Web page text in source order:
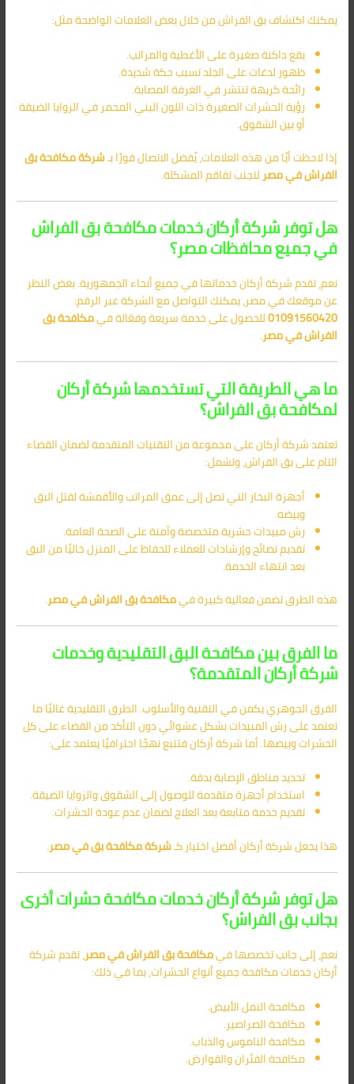
يمكنك اكتشاف بق الفراش من خلال بعض العلامات الواضحة مثل:
بقع داكنة صغيرة على الأغطية والمراتب.
ظهور لدغات على الجلد تسبب حكة شديدة.
رائحة كريهة تنتشر في الغرفة المصابة.
رؤية الحشرات الصغيرة ذات اللون البني المحمر في الزوايا الضيقة
أو بين الشقوق.
إذا لاحظت أيًا من هذه العلامات، يُفضل الاتصال فورًا بـشركة مكافحة بق
الفراش في مصرلتجنب تفاقم المشكلة.
هل توفر شركة أركان خدمات مكافحة بق الفراش
في جميع محافظات مصر؟
نعم، تقدم شركة أركان خدماتها في جميع أنحاء الجمهورية. بغض النظر
عن موقعك في مصر، يمكنك التواصل مع الشركة عبر الرقم:
01091560420للحصول على خدمة سريعة وفعّالة فيمكافحة بق
الفراش في مصر.
ما هي الطريقة التي تستخدمها شركة أركان
لمكافحة بق الفراش؟
تعتمد شركة أركان على مجموعة من التقنيات المتقدمة لضمان القضاء
التام على بق الفراش، وتشمل:
أجهزة البخار التي تصل إلى عمق المراتب والأقمشة لقتل البق
وبيضه.
رش مبيدات حشرية متخصصة وآمنة على الصحة العامة.
تقديم نصائح وإرشادات للعملاء للحفاظ على المنزل خاليًا من البق
بعد انتهاء الخدمة.
هذه الطرق تضمن فعالية كبيرة فيمكافحة بق الفراش في مصر.
ما الفرق بين مكافحة البق التقليدية وخدمات
شركة أركان المتقدمة؟
الفرق الجوهري يكمن في التقنية والأسلوب. الطرق التقليدية غالبًا ما
تعتمد على رش المبيدات بشكل عشوائي دون التأكد من القضاء على كل
الحشرات وبيضها. أما شركة أركان فتتبع نهجًا احترافيًا يعتمد على:
تحديد مناطق الإصابة بدقة.
استخدام أجهزة متقدمة للوصول إلى الشقوق والزوايا الضيقة.
تقديم خدمة متابعة بعد العلاج لضمان عدم عودة الحشرات.
هذا يجعل شركة أركان أفضل اختيار كـشركة مكافحة بق في مصر.
هل توفر شركة أركان خدمات مكافحة حشرات أخرى
بجانب بق الفراش؟
نعم، إلى جانب تخصصها فيمكافحة بق الفراش في مصر، تقدم شركة
أركان خدمات مكافحة جميع أنواع الحشرات، بما في ذلك:
مكافحة النمل الأبيض.
مكافحة الصراصير.
مكافحة الناموس والذباب.
مكافحة الفئران والقوارض.